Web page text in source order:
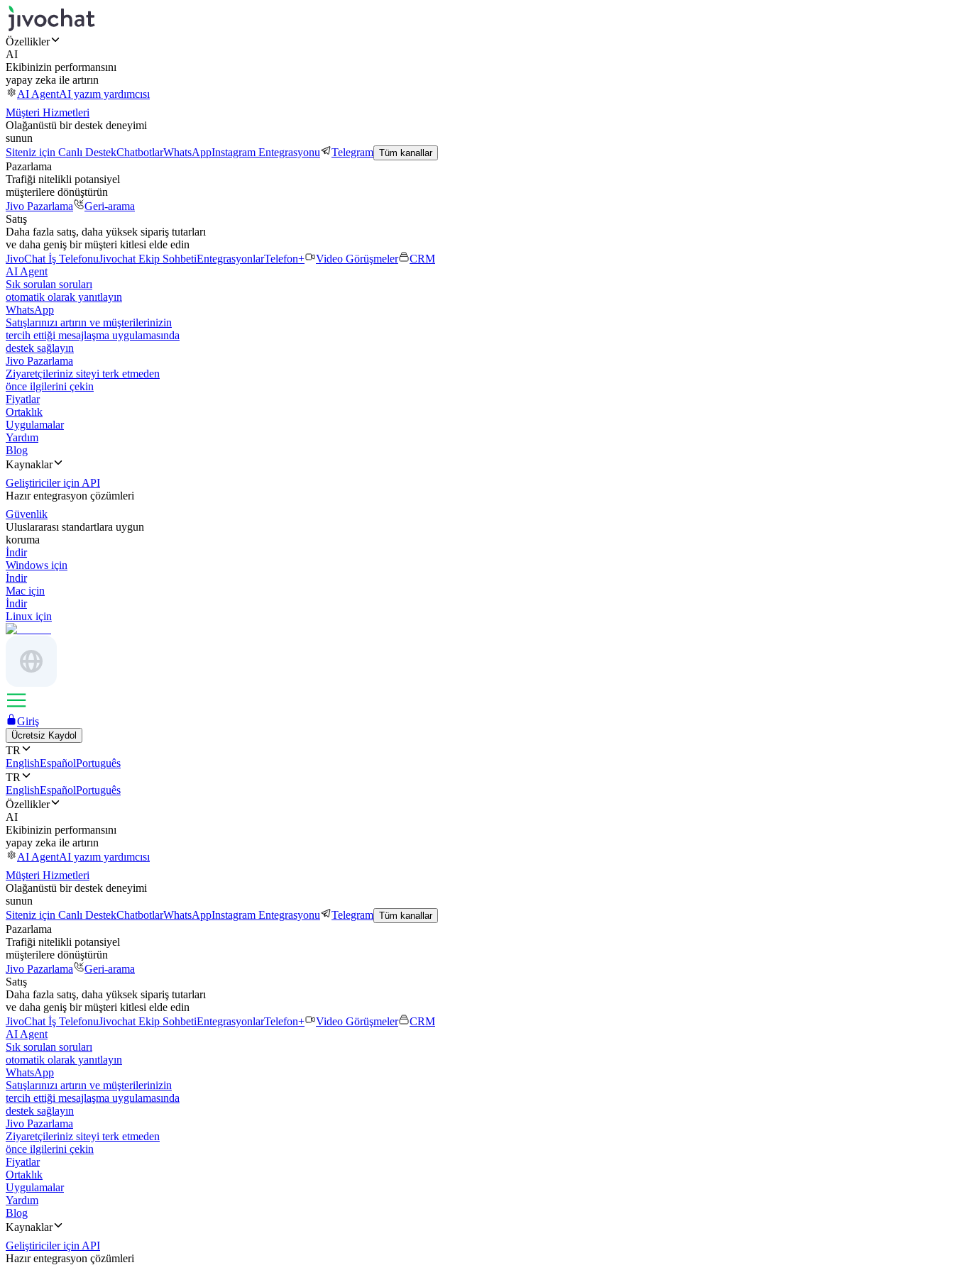
Özellikler
AI
Ekibinizin performansını
yapay zeka ile artırın
AI AgentAI yazım yardımcısı
Müşteri Hizmetleri
Olağanüstü bir destek deneyimi
sunun
Siteniz için Canlı DestekChatbotlarWhatsAppInstagram Entegrasyonu Telegram Tüm kanallar
Pazarlama
Trafiği nitelikli potansiyel
müşterilere dönüştürün
Jivo Pazarlama
Geri-arama
Satış
Daha fazla satış, daha yüksek sipariş tutarları
ve daha geniş bir müşteri kitlesi elde edin
JivoChat İş TelefonuJivochat Ekip SohbetiEntegrasyonlarTelefon+ Video Görüşmeler
CRM
AI Agent
Sık sorulan soruları
otomatik olarak yanıtlayın
WhatsApp
Satışlarınızı artırın ve müşterilerinizin
tercih ettiği mesajlaşma uygulamasında
destek sağlayın
Jivo Pazarlama
Ziyaretçileriniz siteyi terk etmeden
önce ilgilerini çekin
Fiyatlar
Ortaklık
Uygulamalar
Yardım
Blog
Kaynaklar
Geliştiriciler için API
Hazır entegrasyon çözümleri
Güvenlik
Uluslararası standartlara uygun
koruma
İndir
Windows için
İndir
Mac için
İndir
Linux için
Giriş
Ücretsiz Kaydol
TR
EnglishEspañolPortuguês
TR
EnglishEspañolPortuguês
Özellikler
AI
Ekibinizin performansını
yapay zeka ile artırın
AI AgentAI yazım yardımcısı
Müşteri Hizmetleri
Olağanüstü bir destek deneyimi
sunun
Siteniz için Canlı DestekChatbotlarWhatsAppInstagram Entegrasyonu Telegram Tüm kanallar
Pazarlama
Trafiği nitelikli potansiyel
müşterilere dönüştürün
Jivo Pazarlama
Geri-arama
Satış
Daha fazla satış, daha yüksek sipariş tutarları
ve daha geniş bir müşteri kitlesi elde edin
JivoChat İş TelefonuJivochat Ekip SohbetiEntegrasyonlarTelefon+ Video Görüşmeler
CRM
AI Agent
Sık sorulan soruları
otomatik olarak yanıtlayın
WhatsApp
Satışlarınızı artırın ve müşterilerinizin
tercih ettiği mesajlaşma uygulamasında
destek sağlayın
Jivo Pazarlama
Ziyaretçileriniz siteyi terk etmeden
önce ilgilerini çekin
Fiyatlar
Ortaklık
Uygulamalar
Yardım
Blog
Kaynaklar
Geliştiriciler için API
Hazır entegrasyon çözümleri